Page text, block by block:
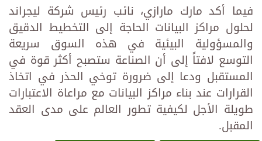
فيما أكد مارك مارازي، نائب رئيس شركة ليجراند
لحلول مراكز البيانات الحاجة إلى التخطيط الدقيق
والمسؤولية البيئية في هذه السوق سريعة
التوسع لافتاً إلى أن الصناعة ستصبح أكثر قوة في
المستقبل ودعا إلى ضرورة توخي الحذر في اتخاذ
القرارات عند بناء مراكز البيانات مع مراعاة الاعتبارات
طويلة الأجل لكيفية تطور العالم على مدى العقد
المقبل.